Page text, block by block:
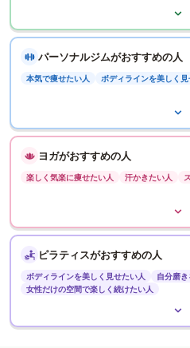
パーソナルジムがおすすめの人
本気で痩せたい人 ボディラインを美しく見
ヨガがおすすめの人
楽しく気楽に痩せたい人 汗かきたい人
ピラティスがおすすめの人
ボディラインを美しく見せたい人
自分磨
女性だけの空間で楽しく続けたい人